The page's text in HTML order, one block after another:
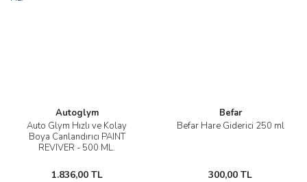
Autoglym
Auto Glym Hızlı ve Kolay
Boya Canlandırıcı PAINT
REVIVER - 500 ML.
1.836,00 TL
Befar
Befar Hare Giderici 250 ml
300,00 TL